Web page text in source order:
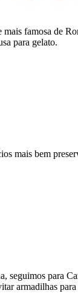
famosa de
para gelato.
mais bem
seguimos para
armadilhas para